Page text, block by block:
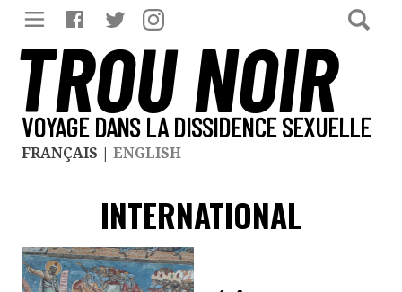
TROU NOIR
VOYAGE DANS LA DISSIDENCE SEXUELLE
FRANÇAIS | ENGLISH
INTERNATIONAL